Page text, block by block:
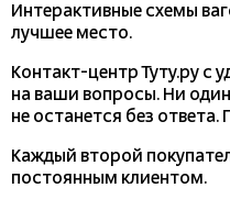
Интерактивные схемы
лучшее место.
Контакт-центр Туту.ру с
на ваши вопросы. Ни
не останется без ответа.
Каждый второй
постоянным клиентом.